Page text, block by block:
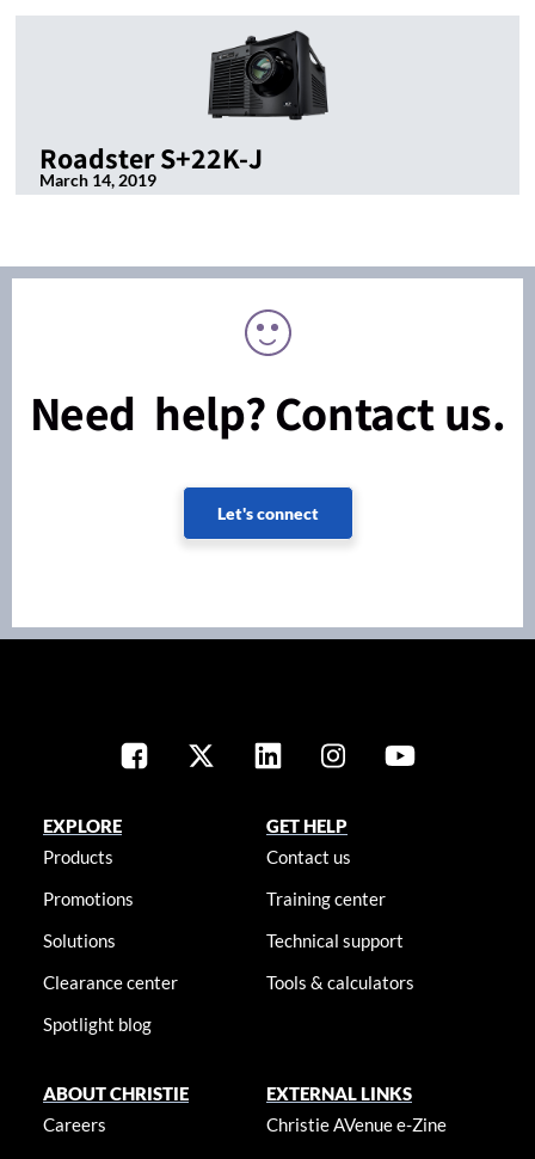
Roadster S+22K-J
March 14, 2019
Need help? Contact us.
Let's connect
EXPLORE
Products
Promotions
Solutions
Clearance center
Spotlight blog
GET HELP
Contact us
Training center
Technical support
Tools & calculators
ABOUT CHRISTIE
Careers
EXTERNAL LINKS
Christie AVenue e-Zine